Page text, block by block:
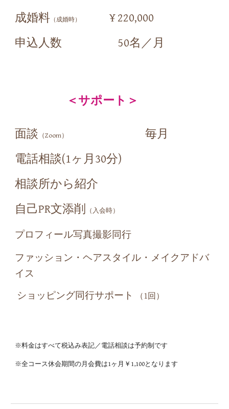
成婚料 （成婚時）
¥ 220,000
申込人数 50名／月
＜サポート＞
面談 （Zoom）
毎月
電話相談(1ヶ月30分)
相談所から紹介
自己PR文添削
（入会時）
プロフィール写真撮影同行
ファッション・ヘアスタイル・メイクアドバ
イス
ショッピング同行サポート （1回）
※料金はすべて税込み表記／電話相談は予約制です
※全コース休会期間の月会費は1ヶ月￥1,100となります